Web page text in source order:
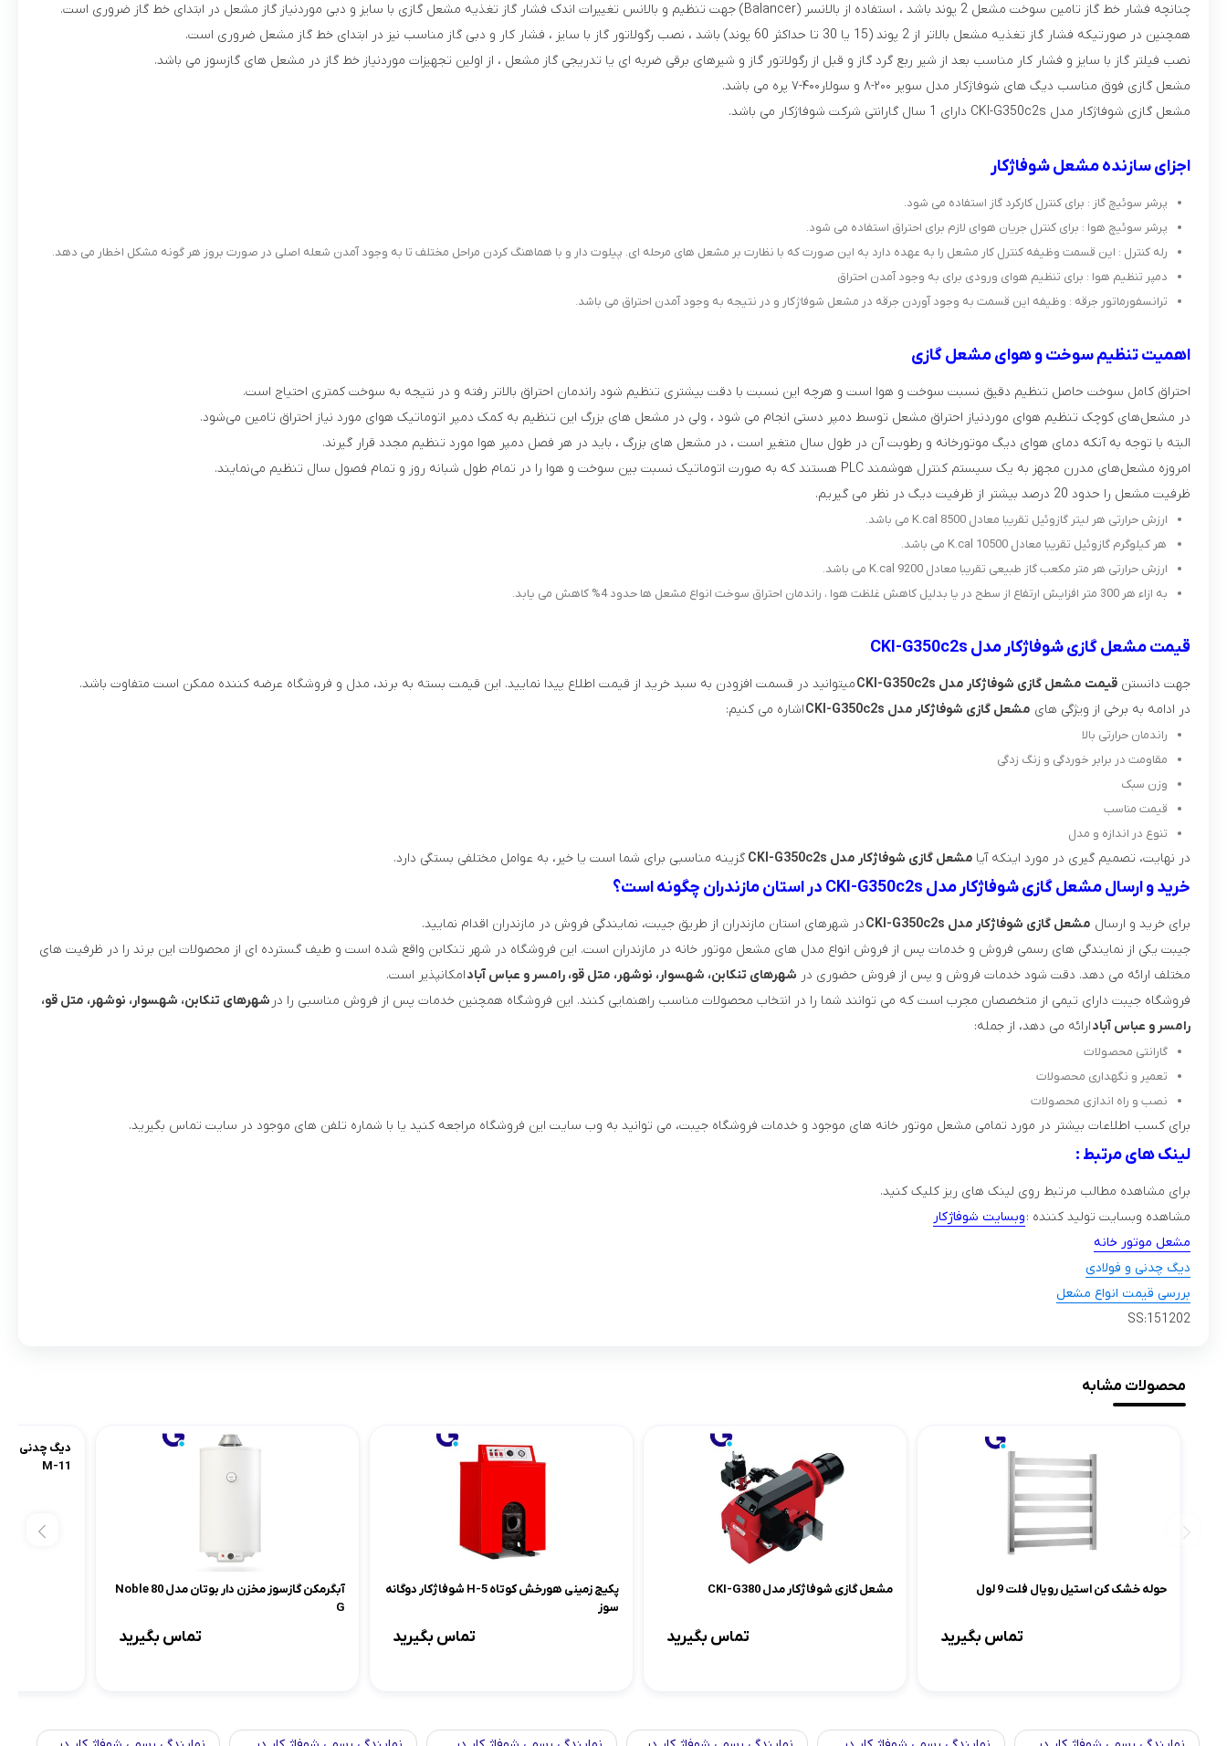
چنانچه فشار خط گاز تامین سوخت مشعل 2 پوند باشد ، استفاده از بالانسر (Balancer) جهت تنظیم و بالانس تغییرات اندک فشار گاز تغذیه مشعل گازی با سایز و دبی موردنیاز گاز مشعل در ابتدای خط گاز ضروری است.
همچنین در صورتیکه فشار گاز تغذیه مشعل بالاتر از 2 پوند (15 یا 30 تا حداکثر 60 پوند) باشد ، نصب رگولاتور گاز با سایز ، فشار کار و دبی گاز مناسب نیز در ابتدای خط گاز مشعل ضروری است.
نصب فیلتر گاز با سایز و فشار کار مناسب بعد از شیر ربع گرد گاز و قبل از رگولاتور گاز و شیرهای برقی ضربه ای یا تدریجی گاز مشعل ، از اولین تجهیزات موردنیاز خط گاز در مشعل های گازسوز می باشد.
مشعل گازی فوق مناسب دیگ‌ های شوفاژکار مدل سوپر ۲۰۰-۸ و سولار۴۰۰-۷ پره می‌ باشد.
مشعل گازی شوفاژکار مدل CKI-G350c2s دارای 1 سال گارانتی شرکت شوفاژکار می باشد.
اجزای سازنده مشعل شوفاژکار
پرشر سوئیچ گاز : برای کنترل کارکرد گاز استفاده می شود.
پرشر سوئیچ هوا : برای کنترل جریان هوای لازم برای احتراق استفاده می شود.
رله کنترل : این قسمت وظیفه کنترل کار مشعل را به عهده دارد به این صورت که با نظارت بر مشعل های مرحله ای. پیلوت دار و با هماهنگ کردن مراحل مختلف تا به وجود آمدن شعله اصلی در صورت بروز هر گونه مشکل اخطار می دهد.
دمپر تنظیم هوا : برای تنظیم هوای ورودی برای به وجود آمدن احتراق
ترانسفورماتور جرقه : وظیفه این قسمت به وجود آوردن جرقه در مشعل شوفاژکار و در نتیجه به وجود آمدن احتراق می باشد.
اهمیت تنظیم سوخت و هوای مشعل گازی
احتراق‌ کامل سوخت حاصل تنظیم دقیق نسبت سوخت و هوا است و هرچه این نسبت با دقت بیشتری تنظیم شود راندمان احتراق بالاتر رفته و در نتیجه به سوخت کمتری احتیاج است.
در مشعل‌های کوچک تنظیم هوای موردنیاز احتراق مشعل توسط دمپر دستی انجام می شود ، ولی در مشعل های بزرگ این تنظیم به کمک دمپر اتوماتیک هوای مورد نیاز احتراق تامین می‌شود.
البته با توجه به آنکه دمای هوای دیگ موتور‌خانه و رطوبت آن در طول سال متغیر است ، در مشعل های بزرگ ، باید در هر فصل دمپر‌ هوا مورد تنظیم مجدد قرار گیرند.
امروزه مشعل‌های مدرن مجهز به یک سیستم کنترل هوشمند PLC هستند که به صورت اتوماتیک نسبت بین سوخت و هوا را در تمام طول شبانه روز و تمام فصول سال تنظیم می‌نمایند.
ظرفیت مشعل را حدود 20 درصد بیشتر از ظرفیت دیگ در نظر می گیریم.
ارزش حرارتی هر لیتر گازوئیل تقریبا معادل K.cal 8500 می باشد.
هر کیلوگرم گازوئیل تقریبا معادل K.cal 10500 می باشد.
ارزش حرارتی هر متر مکعب گاز طبیعی تقریبا معادل K.cal 9200 می باشد.
به ازاء هر 300 متر افزایش ارتفاع از سطح در یا بدلیل کاهش غلظت هوا ، راندمان احتراق سوخت انواع مشعل ها حدود 4% کاهش می یابد.
قیمت مشعل گازی شوفاژکار مدل CKI-G350c2s
جهت دانستن قیمت مشعل گازی شوفاژکار مدل CKI-G350c2s
میتوانید در قسمت افزودن به سبد خرید از قیمت اطلاع پیدا نمایید. این قیمت بسته به برند، مدل و فروشگاه عرضه کننده ممکن است متفاوت باشد.
در ادامه به برخی از ویژگی های مشعل گازی شوفاژکار مدل CKI-G350c2s اشاره می کنیم:
راندمان حرارتی بالا
مقاومت در برابر خوردگی و زنگ زدگی
وزن سبک
قیمت مناسب
تنوع در اندازه و مدل
در نهایت، تصمیم گیری در مورد اینکه آیا مشعل گازی شوفاژکار مدل CKI-G350c2s گزینه مناسبی برای شما است یا خیر، به عوامل مختلفی بستگی دارد.
خرید و ارسال مشعل گازی شوفاژکار مدل CKI-G350c2s در استان مازندران چگونه است؟
برای خرید و ارسال مشعل گازی شوفاژکار مدل CKI-G350c2s
در شهرهای استان مازندران از طریق جیبت، نمایندگی فروش در مازندران اقدام نمایید.
جیبت یکی از نمایندگی های رسمی فروش و خدمات پس از فروش انواع مدل های مشعل موتور خانه در مازندران است. این فروشگاه در شهر تنکابن واقع شده است و طیف گسترده ای از محصولات این برند را در ظرفیت های
مختلف ارائه می دهد. دقت شود خدمات فروش و پس از فروش حضوری در شهرهای تنکابن، شهسوار، نوشهر، متل قو، رامسر و عباس آبادامکانپذیر است.
فروشگاه جیبت دارای تیمی از متخصصان مجرب است که می توانند شما را در انتخاب محصولات مناسب راهنمایی کنند. این فروشگاه همچنین خدمات پس از فروش مناسبی را در شهرهای تنکابن، شهسوار، نوشهر، متل قو،
رامسر و عباس آبادارائه می دهد، از جمله:
گارانتی محصولات
تعمیر و نگهداری محصولات
نصب و راه اندازی محصولات
برای کسب اطلاعات بیشتر در مورد تمامی مشعل موتور خانه های موجود و خدمات فروشگاه جیبت، می توانید به وب سایت این فروشگاه مراجعه کنید یا با شماره تلفن های موجود در سایت تماس بگیرید.
لینک های مرتبط :
برای مشاهده مطالب مرتبط روی لینک های ریز کلیک کنید.
مشاهده وبسایت تولید کننده :وبسایت شوفاژکار
مشعل موتور خانه
دیگ چدنی و فولادی
بررسی قیمت انواع مشعل
SS:151202
محصولات مشابه
حوله خشک کن استیل رویال فلت 9 لول
تماس بگیرید
مشعل گازی شوفاژکار مدل CKI-G380
تماس بگیرید
پکیج زمینی هورخش کوتاه H-5 شوفاژکار دوگانه
سوز
تماس بگیرید
آبگرمکن گازسوز مخزن دار بوتان مدل Noble 80
G
تماس بگیرید
M-11